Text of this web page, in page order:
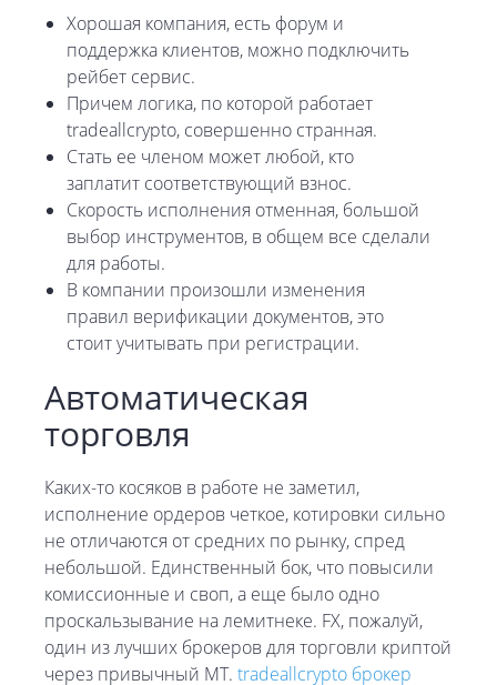
Хорошая компания, есть форум и
поддержка клиентов, можно подключить
рейбет сервис.
Причем логика, по которой работает
tradeallcrypto, совершенно странная.
Стать ее членом может любой, кто
заплатит соответствующий взнос.
Скорость исполнения отменная, большой
выбор инструментов, в общем все сделали
для работы.
В компании произошли изменения
правил верификации документов, это
стоит учитывать при регистрации.
Автоматическая
торговля
Каких-то косяков в работе не заметил,
исполнение ордеров четкое, котировки сильно
не отличаются от средних по рынку, спред
небольшой. Единственный бок, что повысили
комиссионные и своп, а еще было одно
проскальзывание на лемитнеке. FX, пожалуй,
один из лучших брокеров для торговли криптой
через привычный МТ. tradeallcrypto брокер